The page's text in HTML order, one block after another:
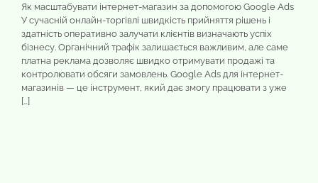
Як масштабувати інтернет-магазин за допомогою Google Ads
У сучасній онлайн-торгівлі швидкість прийняття рішень і
здатність оперативно залучати клієнтів визначають успіх
бізнесу. Органічний трафік залишається важливим, але саме
платна реклама дозволяє швидко отримувати продажі та
контролювати обсяги замовлень. Google Ads для інтернет-
магазинів — це інструмент, який дає змогу працювати з уже
[…]